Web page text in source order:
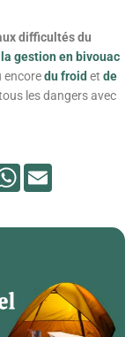
difficultés du
la gestion en bivouac
encoredu froid etde
les dangers avec
WhatsApp